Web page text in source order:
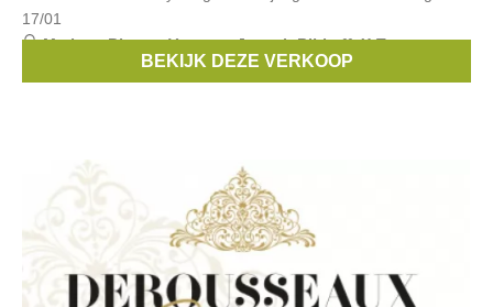
17/01
Merken:Bianca,Verpass,Joseph Ribkoff,X-Two,
BEKIJK DEZE VERKOOP